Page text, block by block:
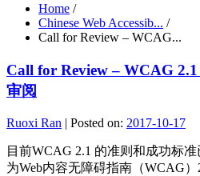
Home /
Chinese Web Accessib... /
Call for Review – WCAG...
Call for Review – WCAG
审阅
Ruoxi Ran | Posted on: 2017-10-17
目前WCAG 2.1 的准则和成功标
为Web内容无障碍指南（WCAG